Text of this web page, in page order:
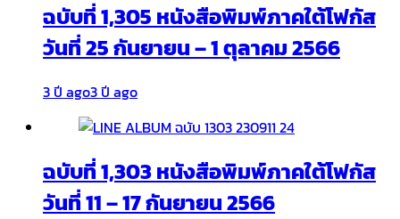
ฉบับที่ 1,305 หนังสือพิมพ์ภาคใต้โฟกัส
วันที่ 25 กันยายน – 1 ตุลาคม 2566
3 ปี ago3 ปี ago
ฉบับที่ 1,303 หนังสือพิมพ์ภาคใต้โฟกัส
วันที่ 11 – 17 กันยายน 2566